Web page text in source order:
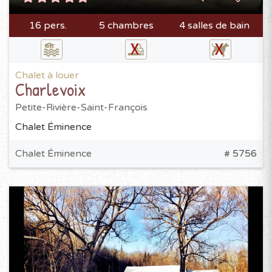
16 pers. 5 chambres 4 salles de bain
Chalet à louer
Charlevoix
Petite-Rivière-Saint-François
Chalet Éminence
Chalet Éminence # 5756